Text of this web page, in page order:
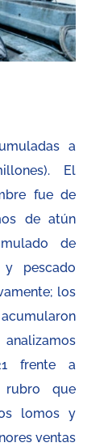
a
El
fue de
de atún
de
pescado
los
frente a
que
lomos y
ventas